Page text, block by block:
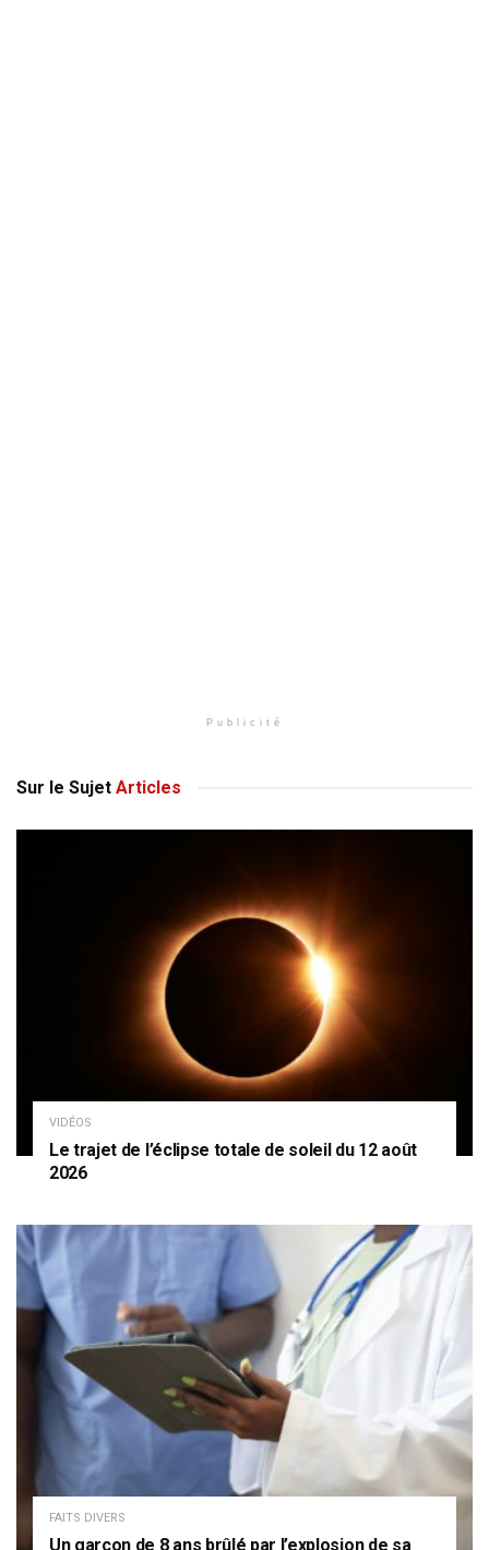
Publicité
Sur le Sujet Articles
VIDÉOS
Le trajet de l’éclipse totale de soleil du 12 août
2026
FAITS DIVERS
Un garçon de 8 ans brûlé par l’explosion de sa